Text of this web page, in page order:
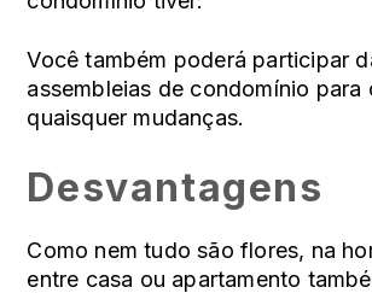
Você também poderá participar
assembleias de condomínio para
quaisquer mudanças.
Desvantagens
Como nem tudo são flores, na
entre casa ou apartamento